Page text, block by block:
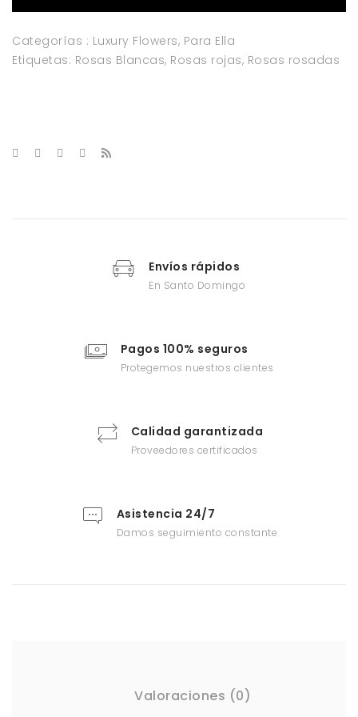
Categorías : Luxury Flowers, Para Ella
Etiquetas: Rosas Blancas, Rosas rojas, Rosas rosadas
Envíos rápidos
En Santo Domingo
Pagos 100% seguros
Protegemos nuestros clientes
Calidad garantizada
Proveedores certificados
Asistencia 24/7
Damos seguimiento constante
Valoraciones (0)